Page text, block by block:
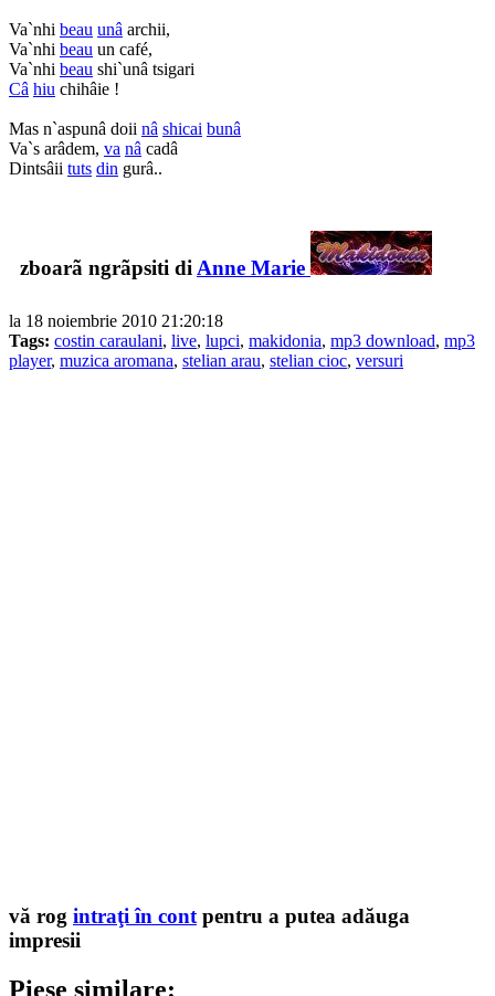
Va`nhi beau unâ archii,
Va`nhi beau un café,
Va`nhi beau shi`unâ tsigari
Câ hiu chihâie !
Mas n`aspunâ doii nâ shicai bunâ
Va`s arâdem, va nâ cadâ
Dintsâii tuts din gurâ..
zboarã ngrãpsiti di Anne Marie
la 18 noiembrie 2010 21:20:18
Tags: costin caraulani, live, lupci, makidonia, mp3 download, mp3
player, muzica aromana, stelian arau, stelian cioc, versuri
vă rog intraţi în cont pentru a putea adăuga
impresii
Piese similare: